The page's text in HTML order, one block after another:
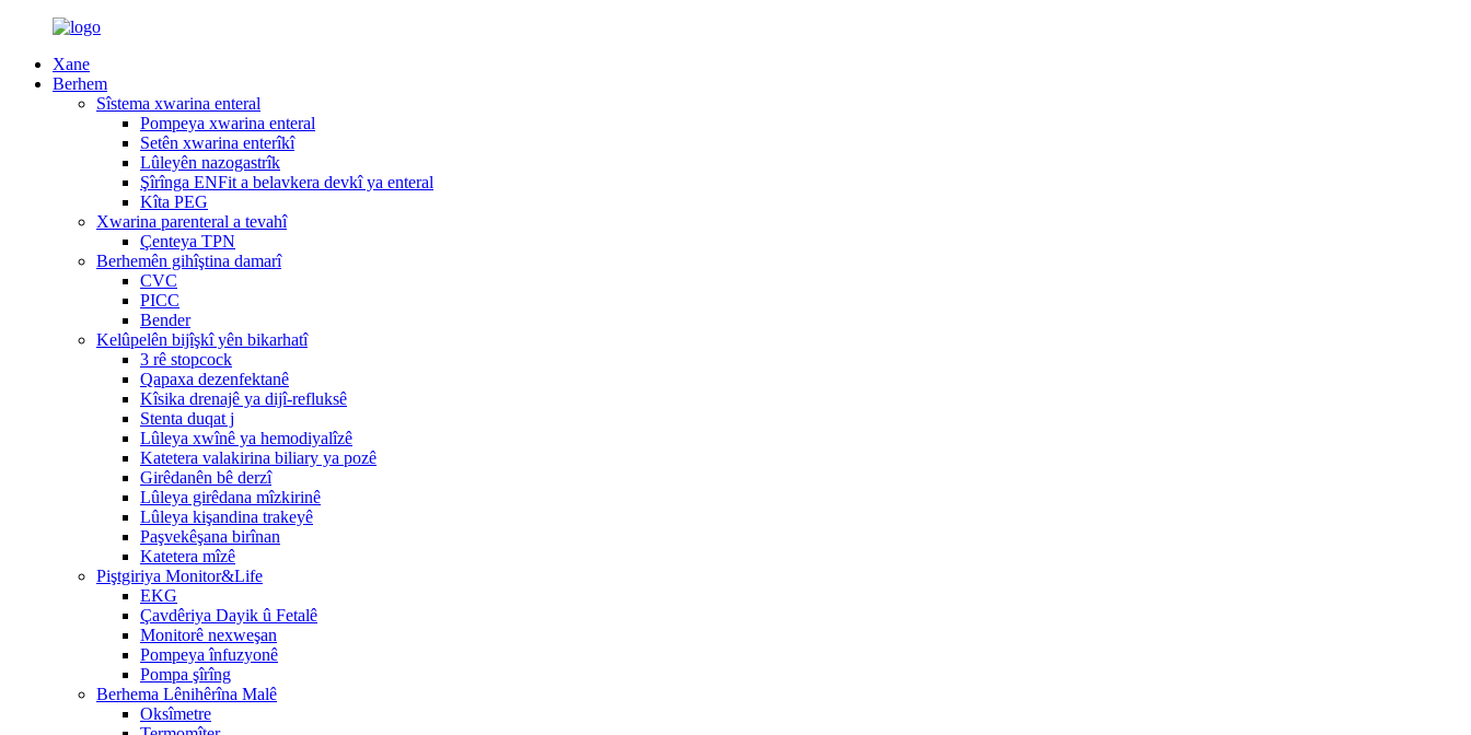
Xane
Berhem
Sîstema xwarina enteral
Pompeya xwarina enteral
Setên xwarina enterîkî
Lûleyên nazogastrîk
Şîrînga ENFit a belavkera devkî ya enteral
Kîta PEG
Xwarina parenteral a tevahî
Çenteya TPN
Berhemên gihîştina damarî
CVC
PICC
Bender
Kelûpelên bijîşkî yên bikarhatî
3 rê stopcock
Qapaxa dezenfektanê
Kîsika drenajê ya dijî-refluksê
Stenta duqat j
Lûleya xwînê ya hemodiyalîzê
Katetera valakirina biliary ya pozê
Girêdanên bê derzî
Lûleya girêdana mîzkirinê
Lûleya kişandina trakeyê
Paşvekêşana birînan
Katetera mîzê
Piştgiriya Monitor&Life
EKG
Çavdêriya Dayik û Fetalê
Monitorê nexweşan
Pompeya înfuzyonê
Pompa şîrîng
Berhema Lênihêrîna Malê
Oksîmetre